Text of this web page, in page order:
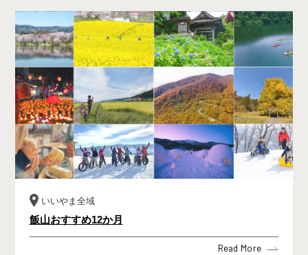
いいやま全域
飯山おすすめ12か月
Read More